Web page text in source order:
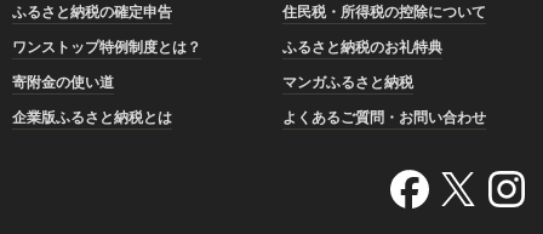
ふるさと納税の確定申告
住民税・所得税の控除について
ワンストップ特例制度とは？
ふるさと納税のお礼特典
寄附金の使い道
マンガふるさと納税
企業版ふるさと納税とは
よくあるご質問・お問い合わせ